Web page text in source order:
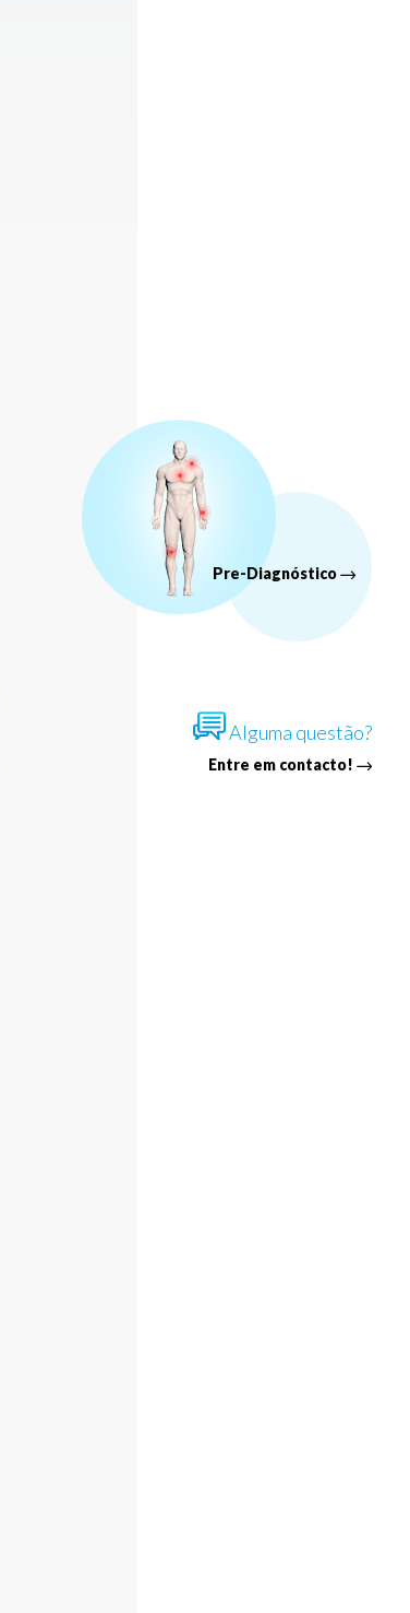
Pre-Diagnóstico
Alguma questão?
Entre em contacto!